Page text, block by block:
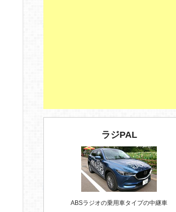
ラジPAL
ABSラジオの乗用車タイプの中継車